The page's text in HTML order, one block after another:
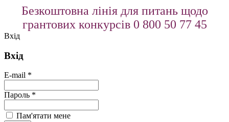
Безкоштовна лінія для питань щодо
грантових конкурсів 0 800 50 77 45
Вхід
Вхід
E-mail *
Пароль *
Пам'ятати мене